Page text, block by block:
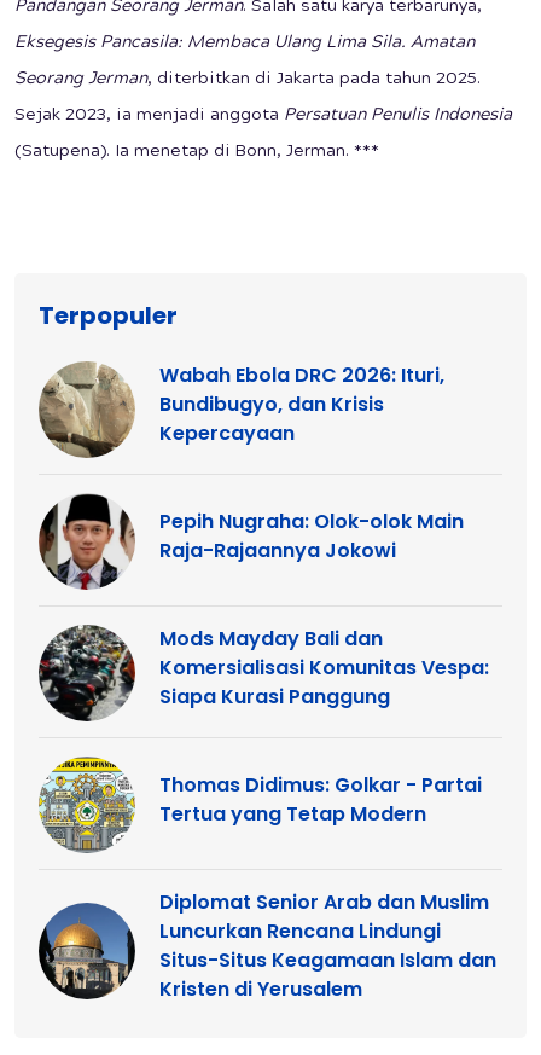
Pandangan Seorang Jerman. Salah satu karya terbarunya,
Eksegesis Pancasila: Membaca Ulang Lima Sila. Amatan
Seorang Jerman, diterbitkan di Jakarta pada tahun 2025.
Sejak 2023, ia menjadi anggota Persatuan Penulis Indonesia
(Satupena). Ia menetap di Bonn, Jerman. ***
Terpopuler
Wabah Ebola DRC 2026: Ituri,
Bundibugyo, dan Krisis
Kepercayaan
Pepih Nugraha: Olok-olok Main
Raja-Rajaannya Jokowi
Mods Mayday Bali dan
Komersialisasi Komunitas Vespa:
Siapa Kurasi Panggung
Thomas Didimus: Golkar - Partai
Tertua yang Tetap Modern
Diplomat Senior Arab dan Muslim
Luncurkan Rencana Lindungi
Situs-Situs Keagamaan Islam dan
Kristen di Yerusalem